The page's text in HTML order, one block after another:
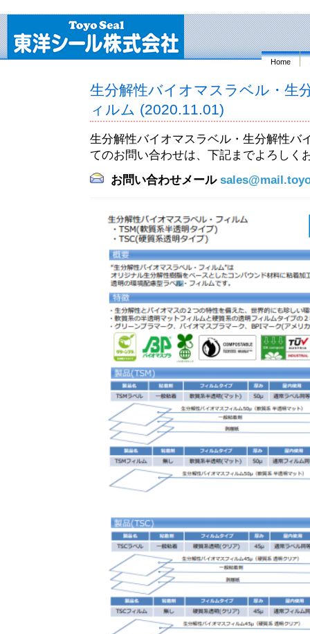
Home
生分解性バイオマスラベル・生
ィルム (2020.11.01)
生分解性バイオマスラベル・生分解性バ
てのお問い合わせは、下記までよろしく
お問い合わせメール